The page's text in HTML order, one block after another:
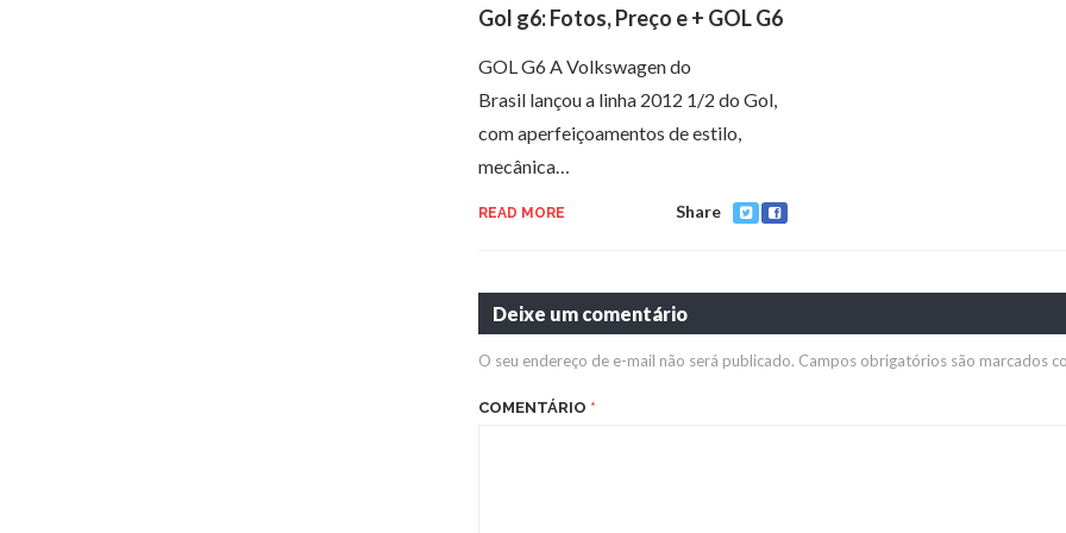
Gol g6: Fotos, Preço e + GOL G6
GOL G6 A Volkswagen do
Brasil lançou a linha 2012 1/2 do Gol,
com aperfeiçoamentos de estilo,
mecânica…
READ MORE Share
Deixe um comentário
O seu endereço de e-mail não será publicado. Campos obrigatórios são marcados
COMENTÁRIO *